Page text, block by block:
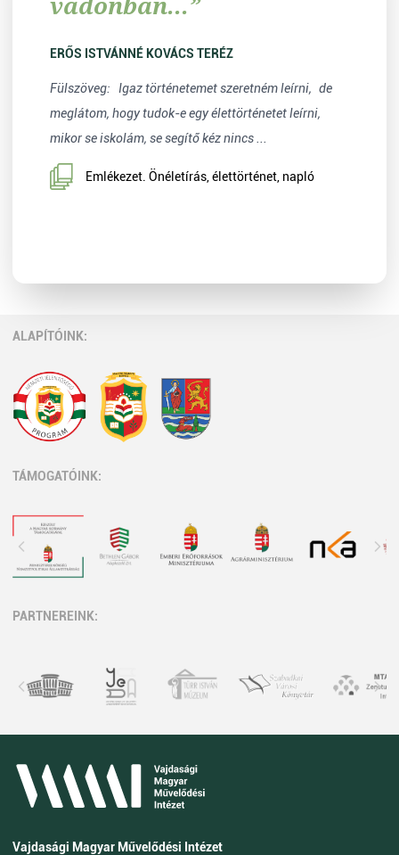
ERŐS ISTVÁNNÉ KOVÁCS TERÉZ
Fülszöveg: Igaz történetemet szeretném leírni, de
meglátom, hogy tudok-e egy élettörténetet leírni,
mikor se iskolám, se segítő kéz nincs ...
Emlékezet. Önéletírás, élettörténet, napló
ALAPÍTÓINK:
TÁMOGATÓINK:
PARTNEREINK:
Vajdasági Magyar Művelődési Intézet